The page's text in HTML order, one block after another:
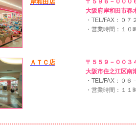
岸和田店
〒５９６－０００
大阪府岸和田市春
・TEL/FAX：０７
・営業時間：１０
ＡＴＣ店
〒５５９－００３
大阪市住之江区
・TEL/FAX：０６
・営業時間：１１